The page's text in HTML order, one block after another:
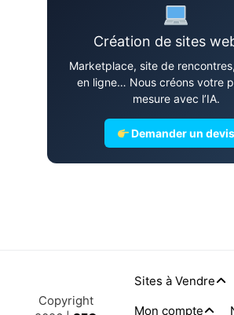
Création de sites
Marketplace, site de
en ligne… Nous créons votre
mesure avec l’IA.
Demander un devis
Copyright
Sites à Vendre
Mon compte